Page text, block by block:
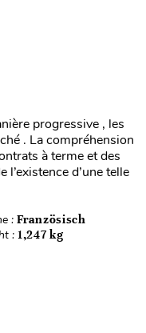
progressive , les
. La compréhension
à terme et des
d’une telle
: Französisch
: 1,247 kg